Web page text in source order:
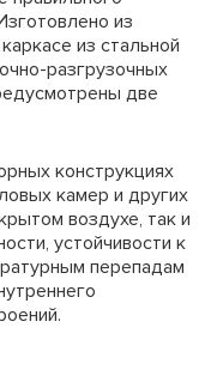
Ставка от 30
дней, руб./сут.
Залог,
12
180
6
90
8
90
9
150
4
80
3
из
из стальной
разгрузочных
две
конструкциях
камер и других
воздухе, так и
устойчивости к
перепадам